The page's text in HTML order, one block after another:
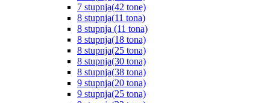
7 stupnja(42 tone)
8 stupnja(11 tona)
8 stupnja (11 tona)
8 stupnja(18 tona)
8 stupnja(25 tona)
8 stupnja(30 tona)
8 stupnja(38 tona)
9 stupnja(20 tona)
9 stupnja(25 tona)